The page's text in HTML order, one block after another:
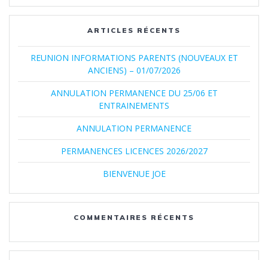
:
ARTICLES RÉCENTS
REUNION INFORMATIONS PARENTS (NOUVEAUX ET
ANCIENS) – 01/07/2026
ANNULATION PERMANENCE DU 25/06 ET
ENTRAINEMENTS
ANNULATION PERMANENCE
PERMANENCES LICENCES 2026/2027
BIENVENUE JOE
COMMENTAIRES RÉCENTS